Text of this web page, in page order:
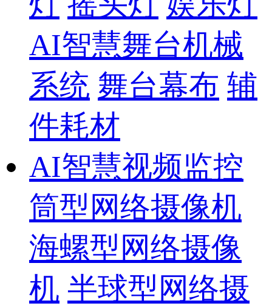
AI智慧舞台机械
系统 舞台幕布 辅
件耗材
AI智慧视频监控
筒型网络摄像机
海螺型网络摄像
机 半球型网络摄